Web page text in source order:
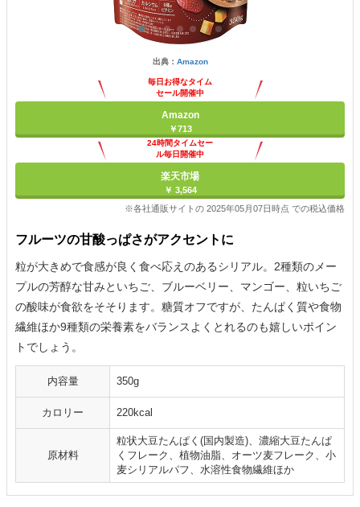
出典： Amazon
毎日お得なタイム
セール開催中
Amazon
￥713
24時間タイムセー
ル毎日開催中
楽天市場
￥ 3,564
※各社通販サイトの 2025年05月07日時点 での税込価格
フルーツの甘酸っぱさがアクセントに
粒が大きめで食感が良く食べ応えのあるシリアル。2種類のメー
プルの芳醇な甘みといちご、ブルーベリー、マンゴー、粒いちご
の酸味が食欲をそそります。糖質オフですが、たんぱく質や食物
繊維ほか9種類の栄養素をバランスよくとれるのも嬉しいポイン
トでしょう。
内容量 350g
カロリー 220kcal
原材料
粒状大豆たんぱく(国内製造)、濃縮大豆たんぱ
くフレーク、植物油脂、オーツ麦フレーク、小
麦シリアルパフ、水溶性食物繊維ほか